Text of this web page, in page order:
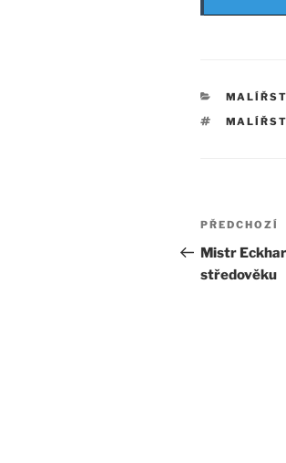
RUBRIKY
ŠTÍTKY
pro
Předchozí
příspěvek
PŘEDCHOZÍ
Mistr
středověku